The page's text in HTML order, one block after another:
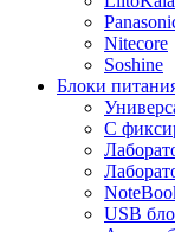
Nitecore
Soshine
Блоки
C
USB